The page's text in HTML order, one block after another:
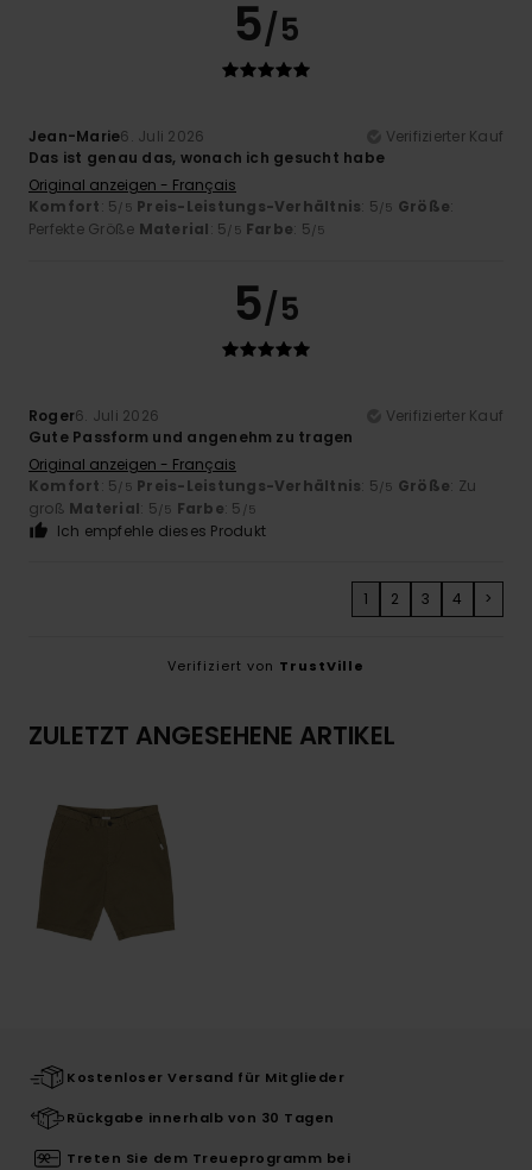
5/5
Jean-Marie6. Juli 2026
Verifizierter Kauf
Das ist genau das, wonach ich gesucht habe
Original anzeigen - Français
Komfort: 5/5 Preis-Leistungs-Verhältnis: 5/5 Größe:
Perfekte Größe Material: 5/5 Farbe: 5/5
5/5
Roger6. Juli 2026
Verifizierter Kauf
Gute Passform und angenehm zu tragen
Original anzeigen - Français
Komfort: 5/5 Preis-Leistungs-Verhältnis: 5/5 Größe: Zu
groß Material: 5/5 Farbe: 5 /5
Ich empfehle dieses Produkt
1 2 3 4 >
Verifiziert von TrustVille
ZULETZT ANGESEHENE ARTIKEL
Kostenloser Versand für Mitglieder
Rückgabe innerhalb von 30 Tagen
Treten Sie dem Treueprogramm bei